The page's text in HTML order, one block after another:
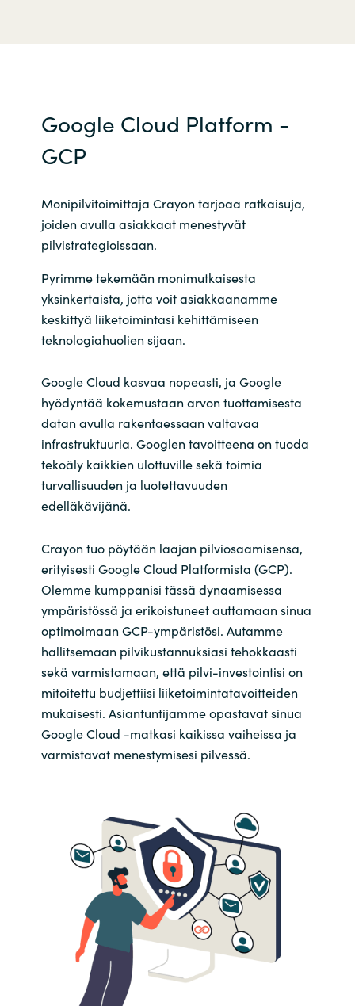
Portugal
Romania
Slovenia
Singapore
Spain
Sri Lanka
Sweden
United Kingdom
United States
Google Cloud Platform -
GCP
Monipilvitoimittaja Crayon tarjoaa ratkaisuja,
joiden avulla asiakkaat menestyvät
pilvistrategioissaan.
Pyrimme tekemään monimutkaisesta
yksinkertaista, jotta voit asiakkaanamme
keskittyä liiketoimintasi kehittämiseen
teknologiahuolien sijaan.
Google Cloud kasvaa nopeasti, ja Google
hyödyntää kokemustaan arvon tuottamisesta
datan avulla rakentaessaan valtavaa
infrastruktuuria. Googlen tavoitteena on tuoda
tekoäly kaikkien ulottuville sekä toimia
turvallisuuden ja luotettavuuden
edelläkävijänä.
Crayon tuo pöytään laajan pilviosaamisensa,
erityisesti Google Cloud Platformista (GCP).
Olemme kumppanisi tässä dynaamisessa
ympäristössä ja erikoistuneet auttamaan sinua
optimoimaan GCP-ympäristösi. Autamme
hallitsemaan pilvikustannuksiasi tehokkaasti
sekä varmistamaan, että pilvi-investointisi on
mitoitettu budjettiisi liiketoimintatavoitteiden
mukaisesti. Asiantuntijamme opastavat sinua
Google Cloud -matkasi kaikissa vaiheissa ja
varmistavat menestymisesi pilvessä.